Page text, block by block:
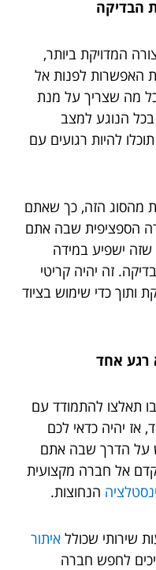
הבדיקה
המדויקת ביותר,
האפשרות לפנות אל
מה שצריך על מנת
הנוגע למצב
להיות רגועים עם
מהסוג הזה, כך שאתם
הספציפית שבה אתם
שזה ישפיע במידה
זה יהיה קריטי
ותוך כדי שימוש בציוד
רגע אחד
תאלצו להתמודד עם
אז יהיה כדאי לכם
על הדרך שבה אתם
אל חברה מקצועית
הנחוצות.
שירותי שכולל איתור
לחפש חברה